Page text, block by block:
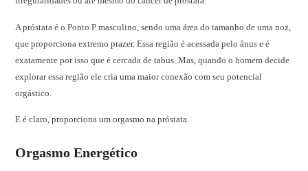
A próstata é o Ponto P masculino, sendo uma área do tamanho de uma noz,
que proporciona extremo prazer. Essa região é acessada pelo ânus e é
exatamente por isso que é cercada de tabus. Mas, quando o homem decide
explorar essa região ele cria uma maior conexão com seu potencial
orgástico.
E é claro, proporciona um orgasmo na próstata.
Orgasmo Energético